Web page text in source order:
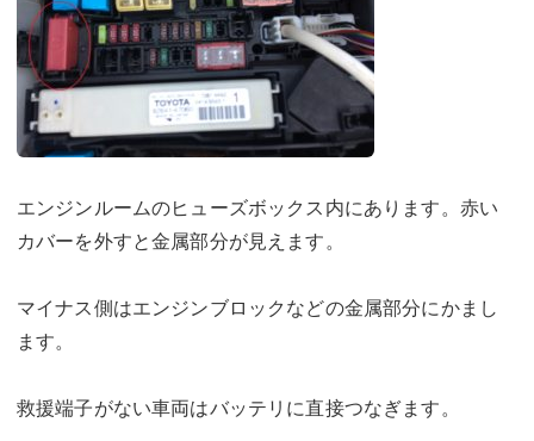
エンジンルームのヒューズボックス内にあります。赤い
カバーを外すと金属部分が見えます。
マイナス側はエンジンブロックなどの金属部分にかまし
ます。
救援端子がない車両はバッテリに直接つなぎます。